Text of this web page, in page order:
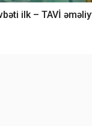
ilk – TAVİ